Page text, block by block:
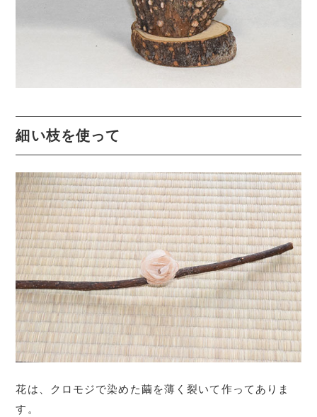
細い枝を使って
花は、クロモジで染めた繭を薄く裂いて作ってありま
す。